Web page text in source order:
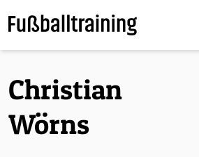
Christian
Wörns